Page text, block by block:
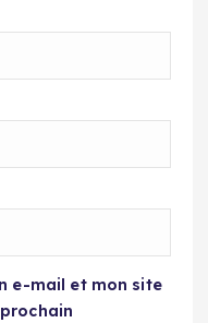
e-mail et mon site